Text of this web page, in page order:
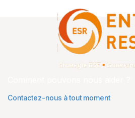
Contactez-nous à tout moment